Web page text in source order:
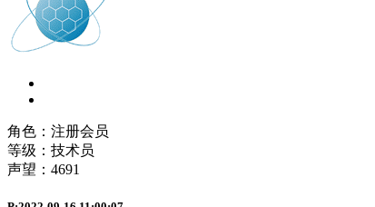
角色：注册会员
等级：技术员
声望： 4691